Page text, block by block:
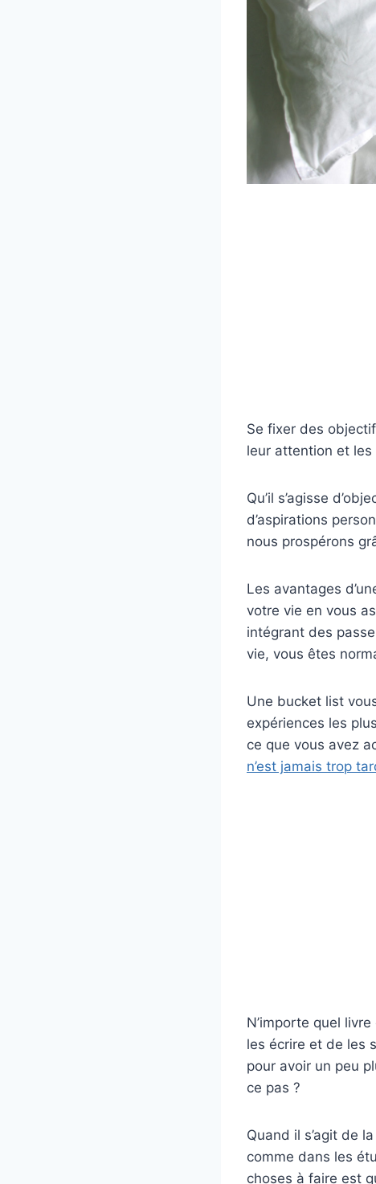
Se fixer des
leur attention et
Qu’il s’agisse
d’aspirations
nous prospérons
Les avantages
votre vie en vous
intégrant des
vie, vous êtes
Une bucket list
expériences les
ce que vous avez
n’est jamais trop
N’importe quel
les écrire et de les
pour avoir un peu
ce pas ?
Quand il s’agit de
comme dans les
choses à faire est